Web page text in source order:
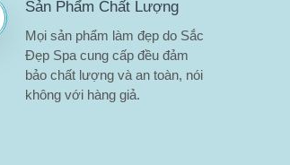
Sản Phẩm Chất Lượng
Mọi sản phẩm làm đẹp do Sắc
Đẹp Spa cung cấp đều đảm
bảo chất lượng và an toàn, nói
không với hàng giả.